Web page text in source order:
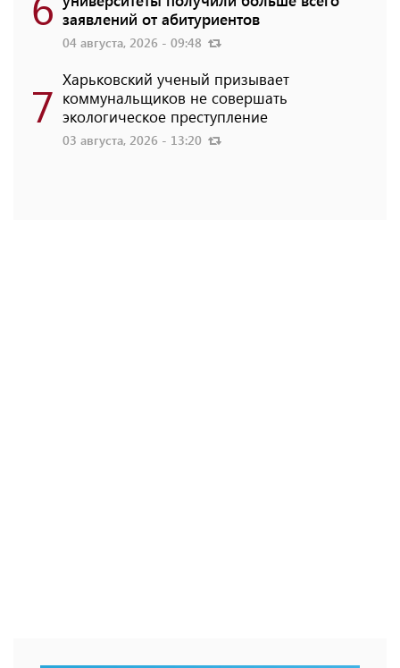
заявлений от абитуриентов
04 августа, 2026 - 09:48
7 Харьковский ученый призывает
коммунальщиков не совершать
экологическое преступление
03 августа, 2026 - 13:20